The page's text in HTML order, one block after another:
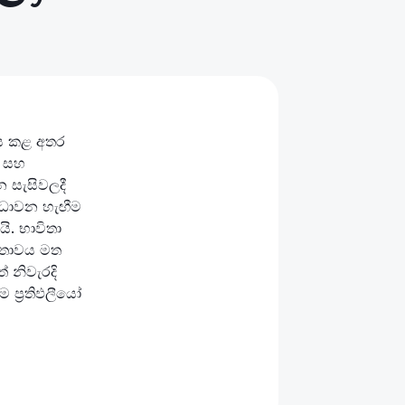
පරිස්සම,
හැකි බවට
සහ